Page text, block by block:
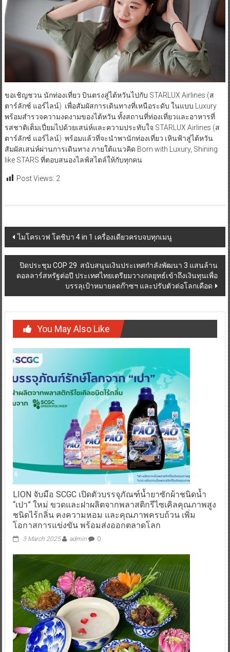
ขอเชิญชวน นักท่องเที่ยว บินตรงสู่ไต้หวันไปกับ STARLUX Airlines (ส
ตาร์ลักซ์ แอร์ไลน์) เพื่อสัมผัสการเดินทางที่เหนือระดับ ในแบบ Luxury
พร้อมสำรวจความงดงามของไต้หวัน ทั้งสถานที่ท่องเที่ยวและอาหารที่
รสชาติเต็มเปี่ยมไปด้วยเสน่ห์และความประทับใจ STARLUX Airlines (ส
ตาร์ลักซ์ แอร์ไลน์) พร้อมแล้วที่จะนำพานักท่องเที่ยว เหินฟ้าสู่ไต้หวัน
สัมผัสเสน่ห์ผ่านการเดินทาง ภายใต้แนวคิด Born with Luxury, Shining
like STARS ที่ตอบสนองไลฟ์สไตล์ให้กับทุกคน
Post Views: 2
Post
navigation
ไมโครเวฟ โตชิบา 4 in 1 เครื่องเดียวครบจบทุกเมนู
ปิดประชุม COP 29 สนับสนุนเงินประเทศกำลังพัฒนา 3 แสนล้าน
ดอลลาร์สหรัฐต่อปี ประเทศไทยเตรียมวางกลยุทธ์เข้าถึงเงินทุนเพื่อ
บรรลุเป้าหมายลดก๊าซฯ และปรับตัวต่อโลกเดือด
You May Also Like
LION จับมือ SCGC เปิดตัวบรรจุภัณฑ์น้ำยาซักผ้าชนิดน้ำ
“เปา” ใหม่ ขวดและฝาผลิตจากพลาสติกรีไซเคิลคุณภาพสูง
ชนิดไร้กลิ่น คงความหอม และคุณภาพครบถ้วน เพิ่ม
โอกาสการแข่งขัน พร้อมส่งออกตลาดโลก
3 March 2025 admin 0